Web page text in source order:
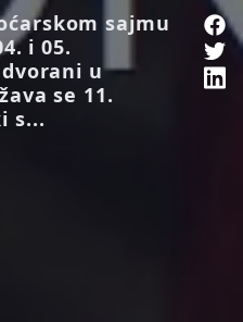
sajmu
i 05.
u
se 11.
s...